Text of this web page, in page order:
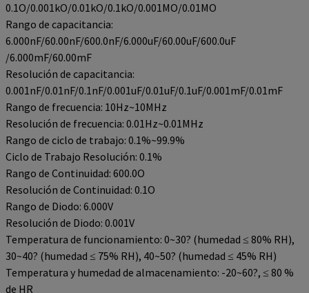
0.1O/0.001kO/0.01kO/0.1kO/0.001MO/0.01MO
Rango de capacitancia:
6.000nF/60.00nF/600.0nF/6.000uF/60.00uF/600.0uF
/6.000mF/60.00mF
Resolución de capacitancia:
0.001nF/0.01nF/0.1nF/0.001uF/0.01uF/0.1uF/0.001mF/0.01mF
Rango de frecuencia: 10Hz~10MHz
Resolución de frecuencia: 0.01Hz~0.01MHz
Rango de ciclo de trabajo: 0.1%~99.9%
Ciclo de Trabajo Resolución: 0.1%
Rango de Continuidad: 600.0O
Resolución de Continuidad: 0.1O
Rango de Diodo: 6.000V
Resolución de Diodo: 0.001V
Temperatura de funcionamiento: 0~30? (humedad ≤ 80% RH),
30~40? (humedad ≤ 75% RH), 40~50? (humedad ≤ 45% RH)
Temperatura y humedad de almacenamiento: -20~60?, ≤ 80 %
de HR